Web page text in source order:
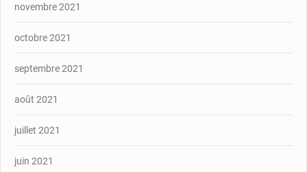
novembre 2021
octobre 2021
septembre 2021
août 2021
juillet 2021
juin 2021